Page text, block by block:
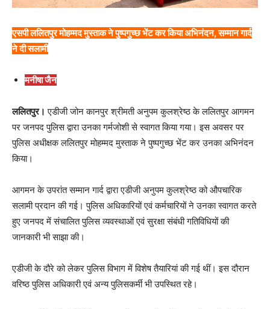
एसपी ललितपुर मोहम्मद मुस्ताक ने पुष्पगुच्छ भेंट कर किया अभिनंदन, सम्मान गार्द
ने दी सलामी
मनीषा जैन
ललितपुर। एडीजी जोन कानपुर श्रीमती अनुपम कुलश्रेष्ठ के ललितपुर आगमन
पर जनपद पुलिस द्वारा उनका गर्मजोशी से स्वागत किया गया। इस अवसर पर
पुलिस अधीक्षक ललितपुर मोहम्मद मुस्ताक ने पुष्पगुच्छ भेंट कर उनका अभिनंदन
किया।
आगमन के उपरांत सम्मान गार्द द्वारा एडीजी अनुपम कुलश्रेष्ठ को औपचारिक
सलामी प्रदान की गई। पुलिस अधिकारियों एवं कर्मचारियों ने उनका स्वागत करते
हुए जनपद में संचालित पुलिस व्यवस्थाओं एवं सुरक्षा संबंधी गतिविधियों की
जानकारी भी साझा की।
एडीजी के दौरे को लेकर पुलिस विभाग में विशेष तैयारियां की गई थीं। इस दौरान
वरिष्ठ पुलिस अधिकारी एवं अन्य पुलिसकर्मी भी उपस्थित रहे।